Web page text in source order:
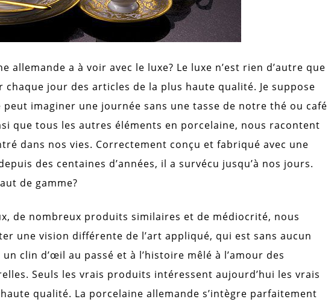
allemande a à voir avec le luxe? Le luxe n’est rien d’autre que
jour des articles de la plus haute qualité. Je suppose
peut imaginer une journée sans une tasse de notre thé ou café
que tous les autres éléments en porcelaine, nous racontent
dans nos vies. Correctement conçu et fabriqué avec une
des centaines d’années, il a survécu jusqu’à nos jours.
de gamme?
de nombreux produits similaires et de médiocrité, nous
une vision différente de l’art appliqué, qui est sans aucun
clin d’œil au passé et à l’histoire mêlé à l’amour des
Seuls les vrais produits intéressent aujourd’hui les vrais
qualité. La porcelaine allemande s’intègre parfaitement